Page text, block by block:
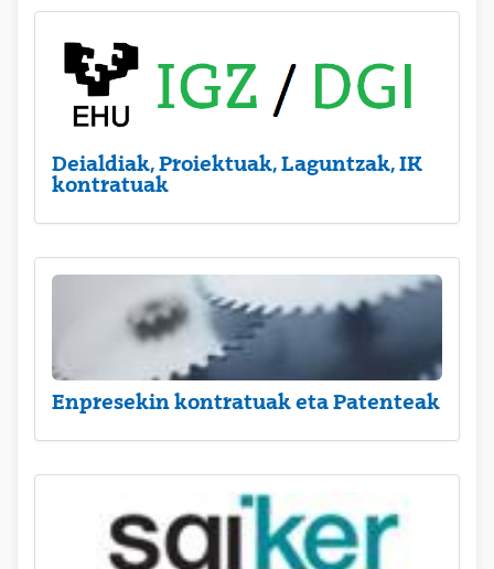
Deialdiak, Proiektuak, Laguntzak, IK
kontratuak
Enpresekin kontratuak eta Patenteak